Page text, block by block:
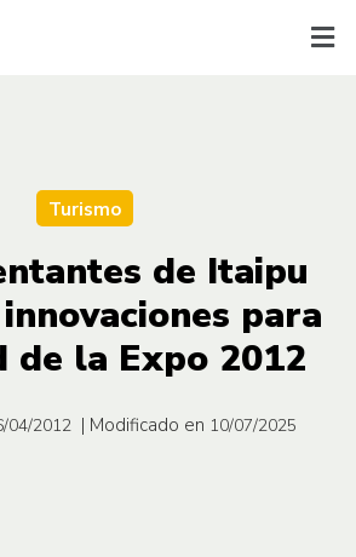
Turismo
de Itaipu
para
de la Expo 2012
04/2012 | Modificado en 10/07/2025